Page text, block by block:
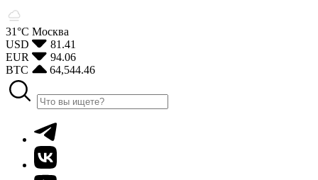
31°С Москва
USD
81.41
EUR
94.06
BTC
64,544.46